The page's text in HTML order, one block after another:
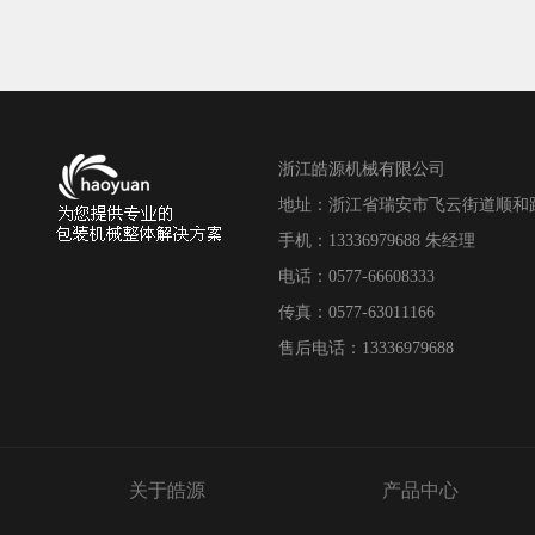
浙江皓源机械有限公司
地址：浙江省瑞安市飞云街道顺和
手机：13336979688 朱经理
电话：0577-66608333
传真：0577-63011166
售后电话：13336979688
关于皓源 产品中心